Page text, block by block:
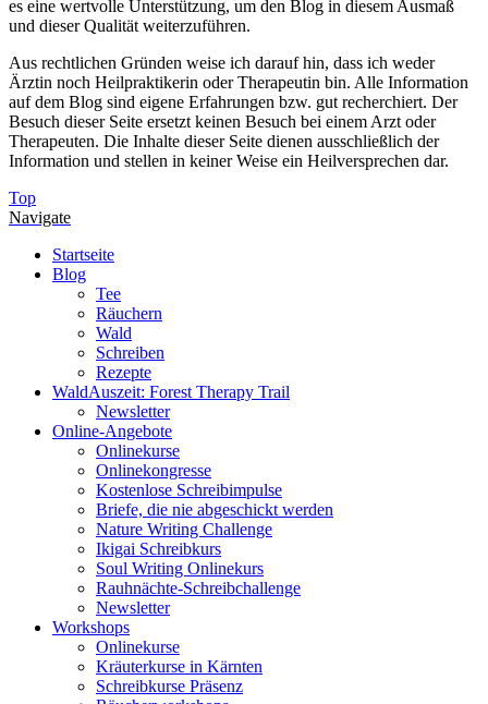
es eine wertvolle Unterstützung, um den Blog in diesem Ausmaß
und dieser Qualität weiterzuführen.
Aus rechtlichen Gründen weise ich darauf hin, dass ich weder
Ärztin noch Heilpraktikerin oder Therapeutin bin. Alle Information
auf dem Blog sind eigene Erfahrungen bzw. gut recherchiert. Der
Besuch dieser Seite ersetzt keinen Besuch bei einem Arzt oder
Therapeuten. Die Inhalte dieser Seite dienen ausschließlich der
Information und stellen in keiner Weise ein Heilversprechen dar.
Top
Navigate
Startseite
Blog
Tee
Räuchern
Wald
Schreiben
Rezepte
WaldAuszeit: Forest Therapy Trail
Newsletter
Online-Angebote
Onlinekurse
Onlinekongresse
Kostenlose Schreibimpulse
Briefe, die nie abgeschickt werden
Nature Writing Challenge
Ikigai Schreibkurs
Soul Writing Onlinekurs
Rauhnächte-Schreibchallenge
Newsletter
Workshops
Onlinekurse
Kräuterkurse in Kärnten
Schreibkurse Präsenz